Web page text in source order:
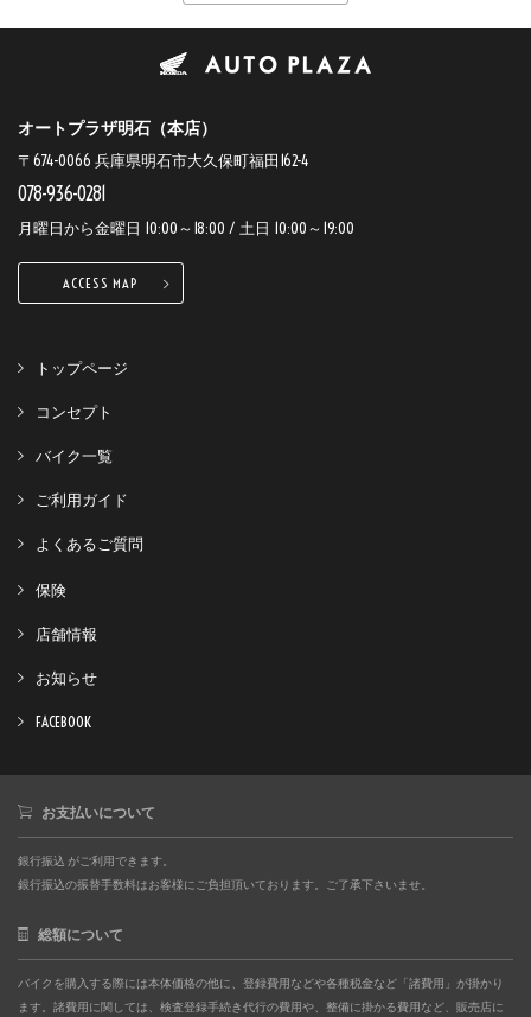
オートプラザ明石（本店）
〒674-0066 兵庫県明石市大久保町福田162-4
078-936-0281
月曜日から金曜日 10:00～18:00 / 土日 10:00～19:00
ACCESS MAP
トップページ
コンセプト
バイク一覧
ご利用ガイド
よくあるご質問
保険
店舗情報
お知らせ
FACEBOOK
お支払いについて
銀行振込 がご利用できます。
銀行振込の振替手数料はお客様にご負担頂いております。ご了承下さいませ。
総額について
バイクを購入する際には本体価格の他に、登録費用などや各種税金など「諸費用」が掛かり
ます。諸費用に関しては、検査登録手続き代行の費用や、整備に掛かる費用など、販売店に